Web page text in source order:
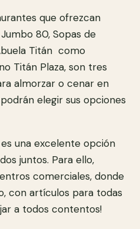
que ofrezcan
80, Sopas de
Titán como
Titán Plaza, son tres
almorzar o cenar en
elegir sus opciones
una excelente opción
juntos. Para ello,
comerciales, donde
con artículos para todas
a todos contentos!